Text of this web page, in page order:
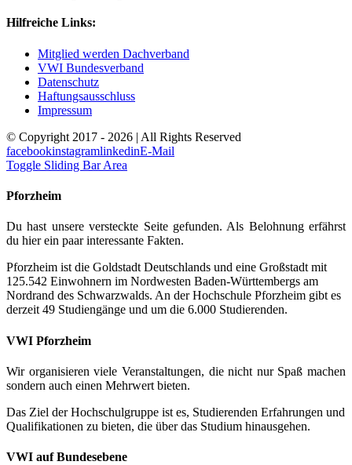
Hilfreiche Links:
Mitglied werden Dachverband
VWI Bundesverband
Datenschutz
Haftungsausschluss
Impressum
© Copyright 2017 - 2026 | All Rights Reserved
facebookinstagramlinkedinE-Mail
Toggle Sliding Bar Area
Pforzheim
Du hast unsere versteckte Seite gefunden. Als Belohnung erfährst
du hier ein paar interessante Fakten.
Pforzheim ist die Goldstadt Deutschlands und eine Großstadt mit
125.542 Einwohnern im Nordwesten Baden-Württembergs am
Nordrand des Schwarzwalds. An der Hochschule Pforzheim gibt es
derzeit 49 Studiengänge und um die 6.000 Studierenden.
VWI Pforzheim
Wir organisieren viele Veranstaltungen, die nicht nur Spaß machen
sondern auch einen Mehrwert bieten.
Das Ziel der Hochschulgruppe ist es, Studierenden Erfahrungen und
Qualifikationen zu bieten, die über das Studium hinausgehen.
VWI auf Bundesebene